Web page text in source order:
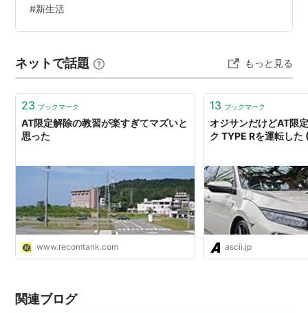
て。転職を考えるきっかけになったプチ旅行の日は、
元々は登山の予定を入れていたのですが、その前に山道
たので、それもご縁や運の流れを感じていました。 2026
年、今年の抱負は、「新しい…
#新生活
ネットで話題 もっと見る
23 ブックマーク
AT限定解除の教習が楽すぎてマズいと
思った
www.recomtank.com
13 ブックマーク
オジサンだけどAT限
ク TYPE Rを運転した
ascii.jp
関連ブログ